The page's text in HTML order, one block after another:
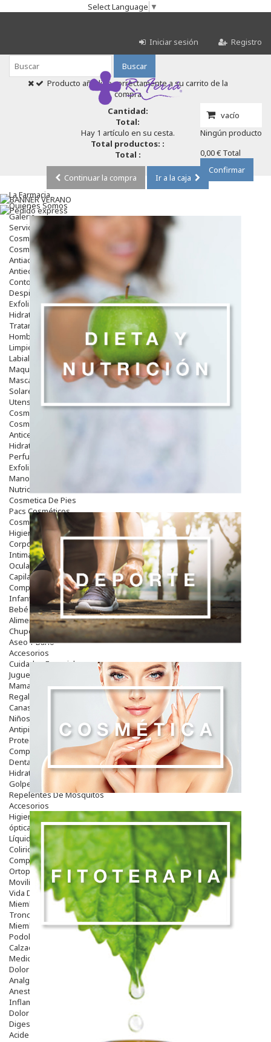
Select Language ▼
Iniciar sesión Registro
Buscar
vacío
Ningún producto
0,00 € Total
Confirmar
Producto añadido correctamente a su carrito de la
compra
Cantidad:
Total:
Hay 1 artículo en su cesta.
Total productos: :
Total :
Continuar la compra
Ir a la caja
La Farmacia
Quienes Somos
Galeria
Servicios
Cosmética
Cosmética Facial
Antiacné
Antiedad
Contorno De Ojos
Despigmentantes
Exfoliantes
Hidratantes
Tratamientos De Noche
Hombre
Limpieza
Labiales
Maquillajes Y Color
Mascarillas
Solares
Utensilios
Cosmética Capilar
Cosmética Corporal
Anticelulíticos
Hidratantes Corporales
Perfumes Y Colonias
Exfoliantes Corporales
Manos Y Uñas
Nutricosmética
Cosmetica De Pies
Pacs Cosméticos
Cosmetica Facial Piel Sensible
Higiene
Corporal
Intima
Ocular
Capilar
Complementos
Infantil
Bebé
Alimentación Y Complementos
Chupetes Y Mordedores
Aseo Y Baño
Accesorios
Cuidados Especiales
Juguetes
Mama
Regalos
Canastilla
Niños
Antipiojos
Protección Solar
Complementos Alimentarios
Dentales
Hidratantes
Golpes Y Hematomas
Repelentes De Mosquitos
Accesorios
Higiene
óptica
Líquidos Lentillas
Colirios
Complementos Alimentarios.
Ortopedia - Accesorios
Movilidad
Vida Diaria
Miembro Superior
Tronco
Miembro Inferior
Podología
Calzado
Medicamentos
Dolor E Inflamación
Analgésicos
Anestésicos
Inflamación Articulaciones
Dolor Muscular / Articular
Digestivo
Acidez, Gases Y Ardores